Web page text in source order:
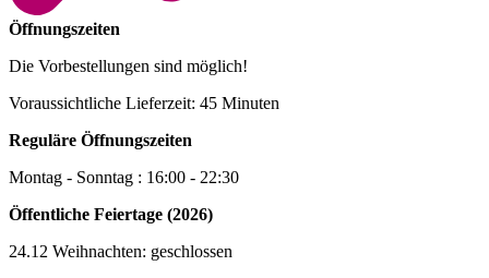
Öffnungszeiten
Die Vorbestellungen sind möglich!
Voraussichtliche Lieferzeit: 45 Minuten
Reguläre Öffnungszeiten
Montag - Sonntag : 16:00 - 22:30
Öffentliche Feiertage (2026)
24.12 Weihnachten: geschlossen